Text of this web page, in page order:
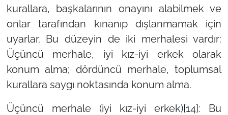
kurallara, başkalarının onayını alabilmek ve
onlar tarafından kınanıp dışlanmamak için
uyarlar. Bu düzeyin de iki merhalesi vardır:
Üçüncü merhale, iyi kız-iyi erkek olarak
konum alma; dördüncü merhale, toplumsal
kurallara saygı noktasında konum alma.
Üçüncü merhale (iyi kız-iyi erkek)[14]: Bu